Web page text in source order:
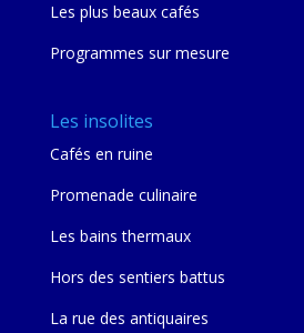
Les plus beaux cafés
Programmes sur mesure
Les insolites
Cafés en ruine
Promenade culinaire
Les bains thermaux
Hors des sentiers battus
La rue des antiquaires